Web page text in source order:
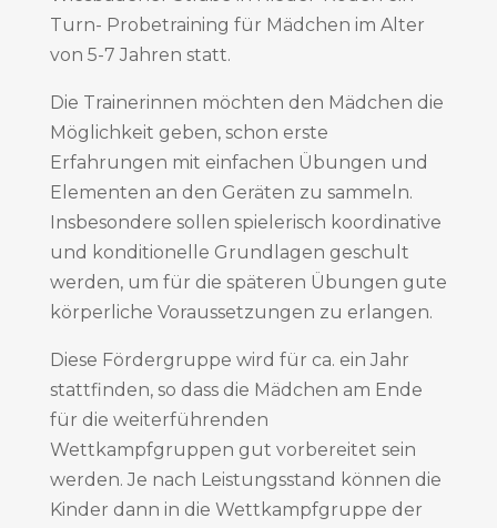
Turn- Probetraining für Mädchen im Alter
von 5-7 Jahren statt.
Die Trainerinnen möchten den Mädchen die
Möglichkeit geben, schon erste
Erfahrungen mit einfachen Übungen und
Elementen an den Geräten zu sammeln.
Insbesondere sollen spielerisch koordinative
und konditionelle Grundlagen geschult
werden, um für die späteren Übungen gute
körperliche Voraussetzungen zu erlangen.
Diese Fördergruppe wird für ca. ein Jahr
stattfinden, so dass die Mädchen am Ende
für die weiterführenden
Wettkampfgruppen gut vorbereitet sein
werden. Je nach Leistungsstand können die
Kinder dann in die Wettkampfgruppe der